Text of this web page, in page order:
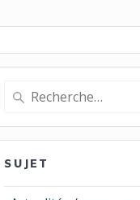
Recherche
:
SUJET